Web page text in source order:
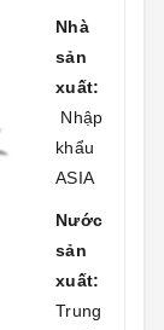
Nhà
sản
xuất:
Nhập
khẩu
ASIA
Nước
sản
xuất:
Trung